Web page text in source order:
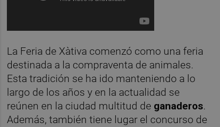
La Feria de Xàtiva comenzó como una feria
destinada a la compraventa de animales.
Esta tradición se ha ido manteniendo a lo
largo de los años y en la actualidad se
reúnen en la ciudad multitud de ganaderos.
Además, también tiene lugar el concurso de